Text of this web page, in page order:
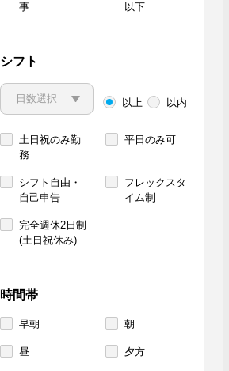
事
以下
シフト
以上 以内
土日祝のみ勤
務
平日のみ可
シフト自由・
自己申告
フレックスタ
イム制
完全週休2日制
(土日祝休み)
時間帯
早朝 朝
昼 夕方